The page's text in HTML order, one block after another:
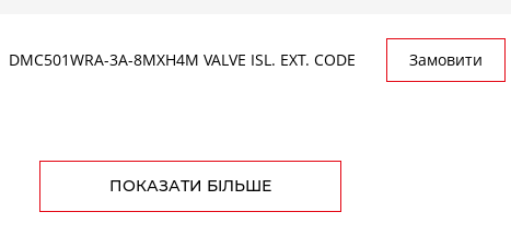
DMC501WRA-3A-8MXH4M VALVE ISL. EXT. CODE Замовити
ПОКАЗАТИ БІЛЬШЕ